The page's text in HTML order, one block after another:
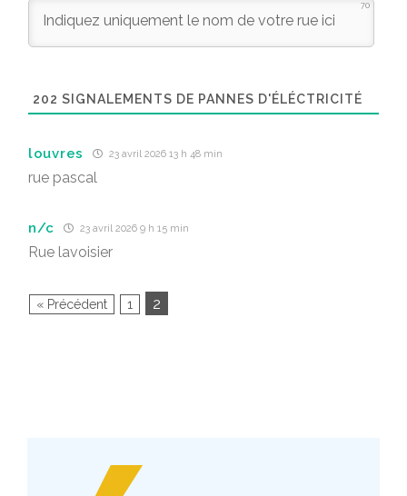
70
202 SIGNALEMENTS DE PANNES D'ÉLÉCTRICITÉ
louvres 23 avril 2026 13 h 48 min
rue pascal
n/c 23 avril 2026 9 h 15 min
Rue lavoisier
« Précédent 1 2